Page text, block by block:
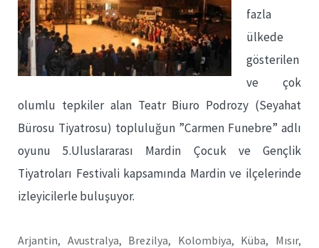
fazla
ülkede
gösterilen
ve çok
olumlu tepkiler alan Teatr Biuro Podrozy (Seyahat
Bürosu Tiyatrosu) topluluğun ”Carmen Funebre” adlı
oyunu 5.Uluslararası Mardin Çocuk ve Gençlik
Tiyatroları Festivali kapsamında Mardin ve ilçelerinde
izleyicilerle buluşuyor.
Arjantin, Avustralya, Brezilya, Kolombiya, Küba, Mısır,